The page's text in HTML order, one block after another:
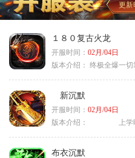
更新
１８０复古火龙
开服时间： 02月/04日
版本介绍： 终极全爆一
新沉默
开服时间： 02月/04日
版本介绍：
上学
布衣沉默